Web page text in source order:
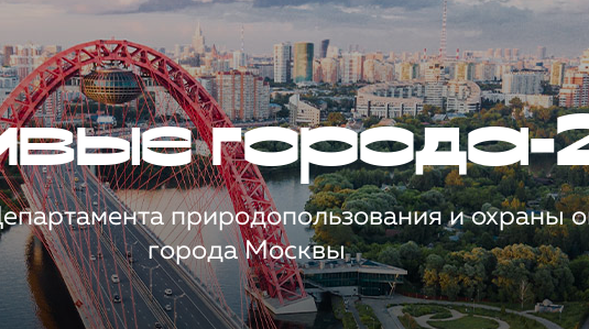
природопользования и
города Москвы